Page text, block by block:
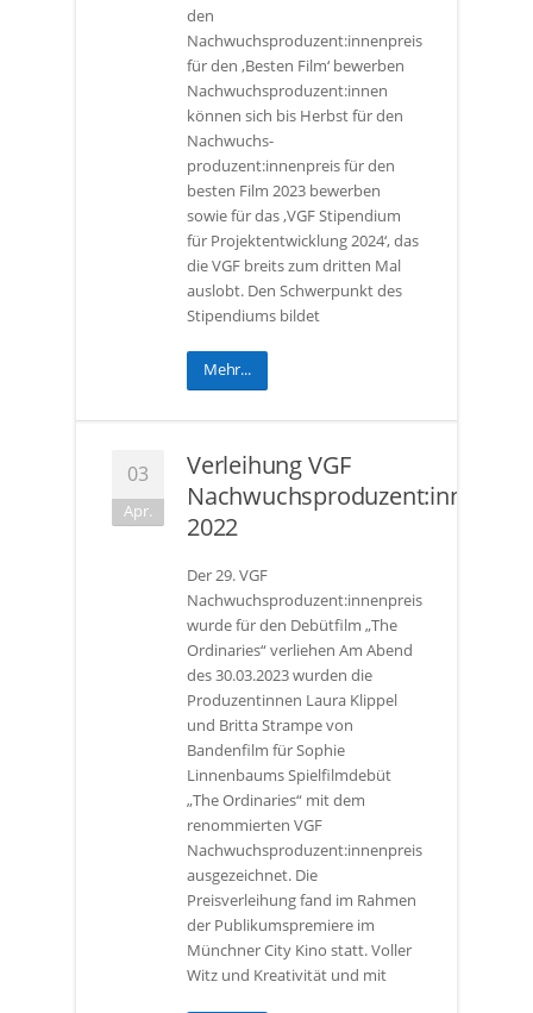
den
Nachwuchsproduzent:innenpreis
für den ‚Besten Film‘ bewerben
Nachwuchsproduzent:innen
können sich bis Herbst für den
Nachwuchs-
produzent:innenpreis für den
besten Film 2023 bewerben
sowie für das ‚VGF Stipendium
für Projektentwicklung 2024‘, das
die VGF breits zum dritten Mal
auslobt. Den Schwerpunkt des
Stipendiums bildet
Mehr...
03
Apr.
Verleihung VGF
2022
Der 29. VGF
Nachwuchsproduzent:innenpreis
wurde für den Debütfilm „The
Ordinaries“ verliehen Am Abend
des 30.03.2023 wurden die
Produzentinnen Laura Klippel
und Britta Strampe von
Bandenfilm für Sophie
Linnenbaums Spielfilmdebüt
„The Ordinaries“ mit dem
renommierten VGF
Nachwuchsproduzent:innenpreis
ausgezeichnet. Die
Preisverleihung fand im Rahmen
der Publikumspremiere im
Münchner City Kino statt. Voller
Witz und Kreativität und mit